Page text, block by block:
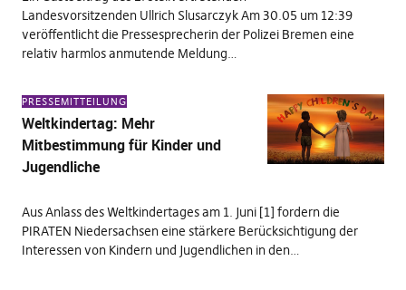
Landesvorsitzenden Ullrich Slusarczyk Am 30.05 um 12:39
veröffentlicht die Pressesprecherin der Polizei Bremen eine
relativ harmlos anmutende Meldung…
PRESSEMITTEILUNG
Weltkindertag: Mehr
Mitbestimmung für Kinder und
Jugendliche
Aus Anlass des Weltkindertages am 1. Juni [1] fordern die
PIRATEN Niedersachsen eine stärkere Berücksichtigung der
Interessen von Kindern und Jugendlichen in den…